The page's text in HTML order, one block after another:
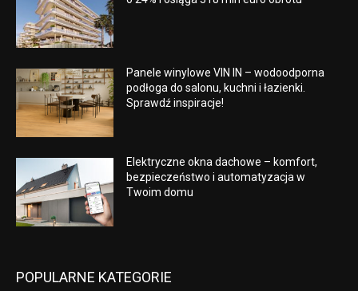
Panele winylowe VIN IN – wodoodporna
podłoga do salonu, kuchni i łazienki.
Sprawdź inspiracje!
Elektryczne okna dachowe – komfort,
bezpieczeństwo i automatyzacja w
Twoim domu
POPULARNE KATEGORIE